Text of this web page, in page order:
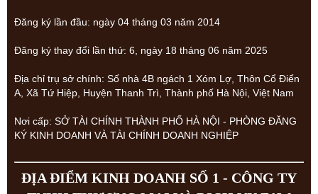
Đăng ký lần đầu: ngày 04 tháng 03 năm 2014
Đăng ký thay đổi lần thứ: 6, ngày 18 tháng 06 năm 2025
Địa chỉ trụ sở chính: Số nhà 4B ngách 1 Xóm Lợ, Thôn Cổ Điển
A, Xã Tứ Hiệp, Huyện Thanh Trì, Thành phố Hà Nội, Việt Nam
Nơi cấp: SỞ TÀI CHÍNH THÀNH PHỐ HÀ NỘI - PHÒNG ĐĂNG
KÝ KINH DOANH VÀ TÀI CHÍNH DOANH NGHIỆP
ĐỊA ĐIỂM KINH DOANH SỐ 1 - CÔNG TY